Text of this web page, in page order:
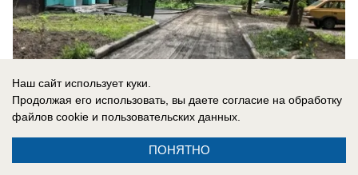
Наш сайт использует куки.
Продолжая его использовать, вы даете согласие на обработку
файлов cookie и пользовательских данных.
ПОНЯТНО